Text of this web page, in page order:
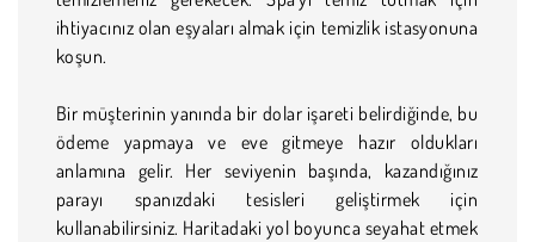
ihtiyacınız olan eşyaları almak için temizlik istasyonuna
koşun.
Bir müşterinin yanında bir dolar işareti belirdiğinde, bu
ödeme yapmaya ve eve gitmeye hazır oldukları
anlamına gelir. Her seviyenin başında, kazandığınız
parayı spanızdaki tesisleri geliştirmek için
kullanabilirsiniz. Haritadaki yol boyunca seyahat etmek